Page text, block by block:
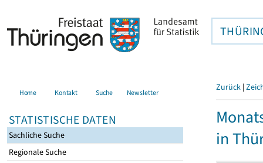
Home Kontakt Suche Newsletter
STATISTISCHE DATEN
Sachliche Suche
Regionale Suche
Zurück |
in